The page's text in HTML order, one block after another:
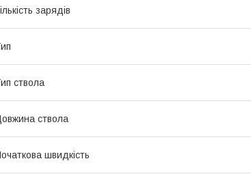
зарядів
ствола
ствола
швидкість